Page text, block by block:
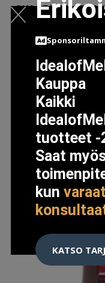
RMS BEAUTY
Kauppa
Kaikki
tuotteet -
Saat
kunvaraat
KATSO